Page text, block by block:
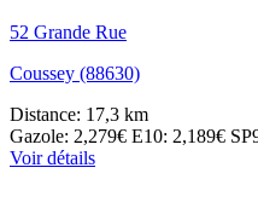
52 Grande Rue
Coussey (88630)
Distance: 17,3 km
Gazole: 2,279€ E10: 2,189€
Voir détails